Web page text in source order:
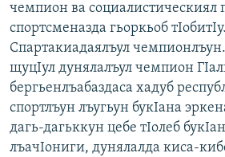
чемпион ва социалистическиял
спортсменазда гьоркьоб
Спартакиадаялъул
щуцIул дунялалъул чемпион
бергьенлъабаздаса хадуб
спортлъун лъугьун букIана
дагь-дагьккун цебе тIолеб
лъачIониги, дунялалда киса-